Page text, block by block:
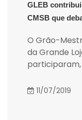
GLEB
CMSB que
O Grão-
da Grande
participaram,
11/07/2019